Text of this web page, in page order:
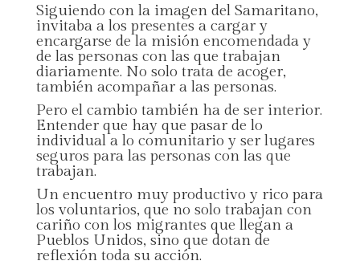
Siguiendo con la imagen del Samaritano,
invitaba a los presentes a cargar y
encargarse de la misión encomendada y
de las personas con las que trabajan
diariamente. No solo trata de acoger,
también acompañar a las personas.
Pero el cambio también ha de ser interior.
Entender que hay que pasar de lo
individual a lo comunitario y ser lugares
seguros para las personas con las que
trabajan.
Un encuentro muy productivo y rico para
los voluntarios, que no solo trabajan con
cariño con los migrantes que llegan a
Pueblos Unidos, sino que dotan de
reflexión toda su acción.